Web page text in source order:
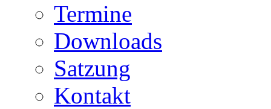
Termine
Downloads
Satzung
Kontakt